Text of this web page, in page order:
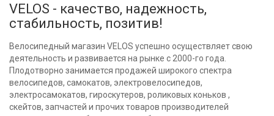
VELOS - качество, надежность,
стабильность, позитив!
Велосипедный магазин VELOS успешно осуществляет свою
деятельность и развивается на рынке с 2000-го года.
Плодотворно занимается продажей широкого спектра
велосипедов, самокатов, электровелосипедов,
электросамокатов, гироскутеров, роликовых коньков ,
скейтов, запчастей и прочих товаров производителей